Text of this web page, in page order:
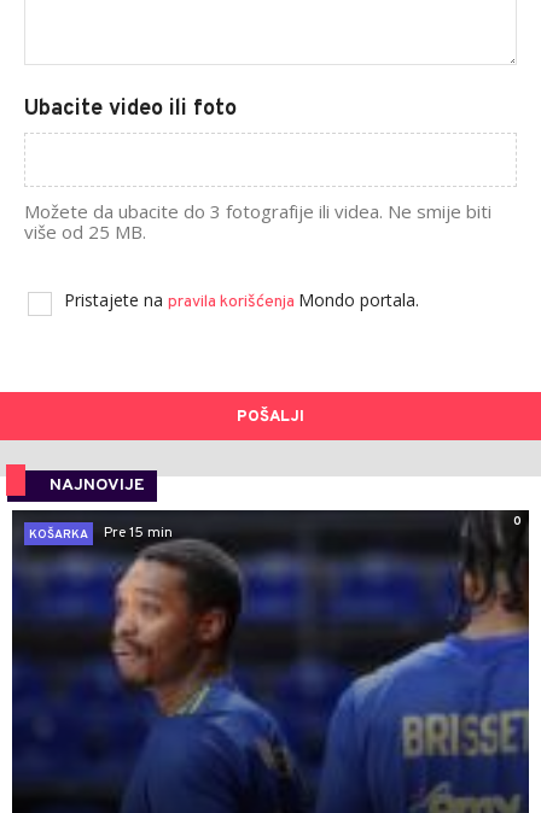
Ubacite video ili foto
Možete da ubacite do 3 fotografije ili videa. Ne smije biti
više od 25 MB.
Pristajete na pravila korišćenja Mondo portala.
POŠALJI
NAJNOVIJE
0
KOŠARKA
Pre 15 min